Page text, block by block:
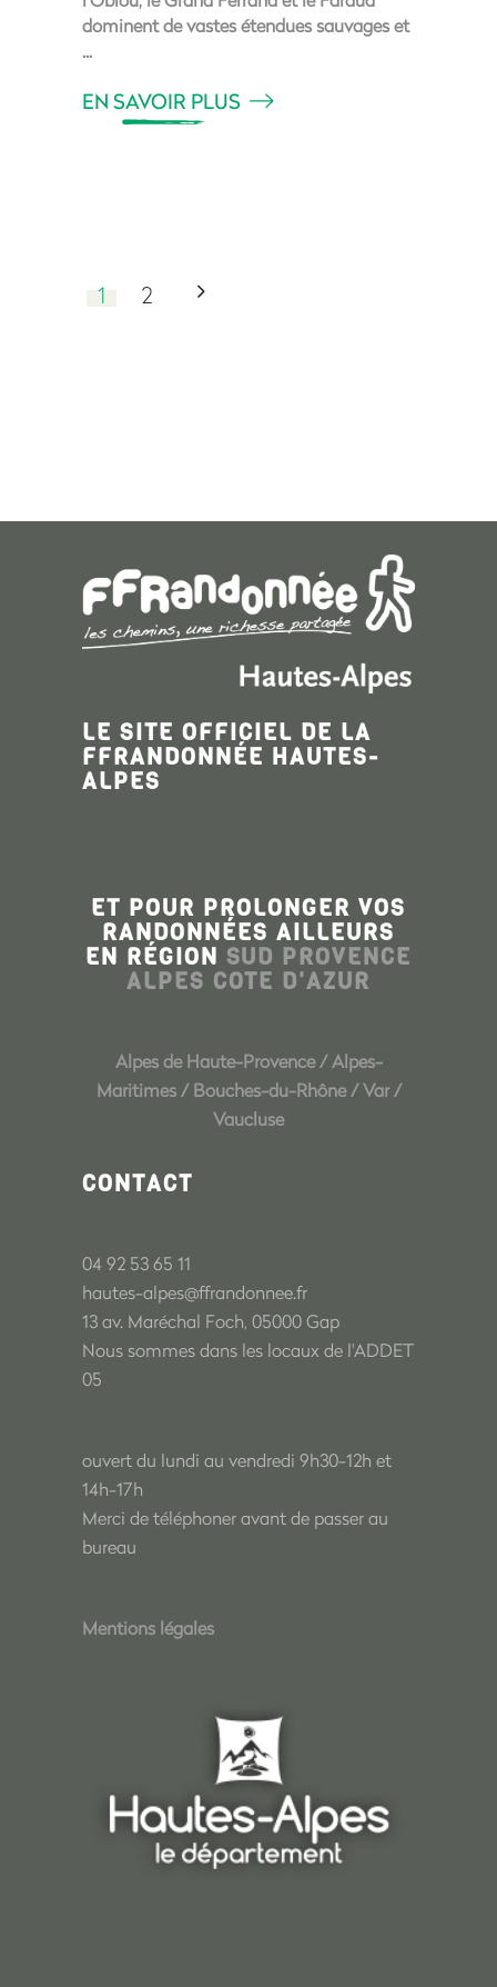
dominent de vastes étendues sauvages et
EN SAVOIR PLUS
1 2
LE SITE OFFICIEL DE LA
FFRANDONNÉE HAUTES-
ALPES
ET POUR PROLONGER VOS
RANDONNÉES AILLEURS
EN RÉGION SUD PROVENCE
ALPES COTE D'AZUR
Alpes de Haute-Provence/Alpes-
Maritimes/Bouches-du-Rhône/Var/
Vaucluse
CONTACT
04 92 53 65 11
hautes-alpes@ffrandonnee.fr
13 av. Maréchal Foch, 05000 Gap
Nous sommes dans les locaux de l'ADDET
05
ouvert du lundi au vendredi 9h30-12h et
14h-17h
Merci de téléphoner avant de passer au
bureau
Mentions légales